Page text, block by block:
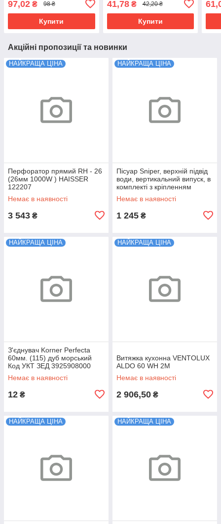
97,02 ₴ 98 ₴
Купити
41,78₴ 42,20 ₴
Купити
Акційні пропозиції та новинки
НАЙКРАЩА ЦІНА
Перфоратор прямий RH - 26
(26мм 1000W ) HAISSER
122207
Немає в наявності
3 543 ₴
НАЙКРАЩА ЦІНА
Пісуар Sniper, верхній підвід
води, вертикальний випуск, в
комплекті з кріпленням
Немає в наявності
1 245 ₴
НАЙКРАЩА ЦІНА
З'єднувач Korner Perfecta
60мм. (115) дуб морський
Код УКТ ЗЕД 3925908000
Немає в наявності
12 ₴
НАЙКРАЩА ЦІНА
Витяжка кухонна VENTOLUX
ALDO 60 WH 2M
Немає в наявності
2 906,50 ₴
НАЙКРАЩА ЦІНА НАЙКРАЩА ЦІНА